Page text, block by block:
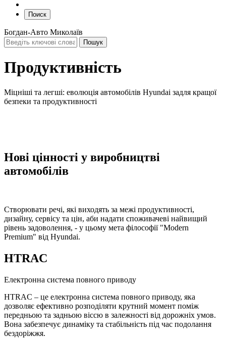
Поиск
Богдан-Авто Миколаїв
Продуктивність
Міцніші та легші: еволюція автомобілів Hyundai задля кращої
безпеки та продуктивності
Нові цінності у виробництві
автомобілів
Створювати речі, які виходять за межі продуктивності,
дизайну, сервісу та цін, аби надати споживачеві найвищий
рівень задоволення, - у цьому мета філософії "Modern
Premium" від Hyundai.
HTRAC
Електронна система повного приводу
HTRAC – це електронна система повного приводу, яка
дозволяє ефективно розподіляти крутний момент поміж
передньою та задньою віссю в залежності від дорожніх умов.
Вона забезпечує динаміку та стабільність під час подолання
бездоріжжя.